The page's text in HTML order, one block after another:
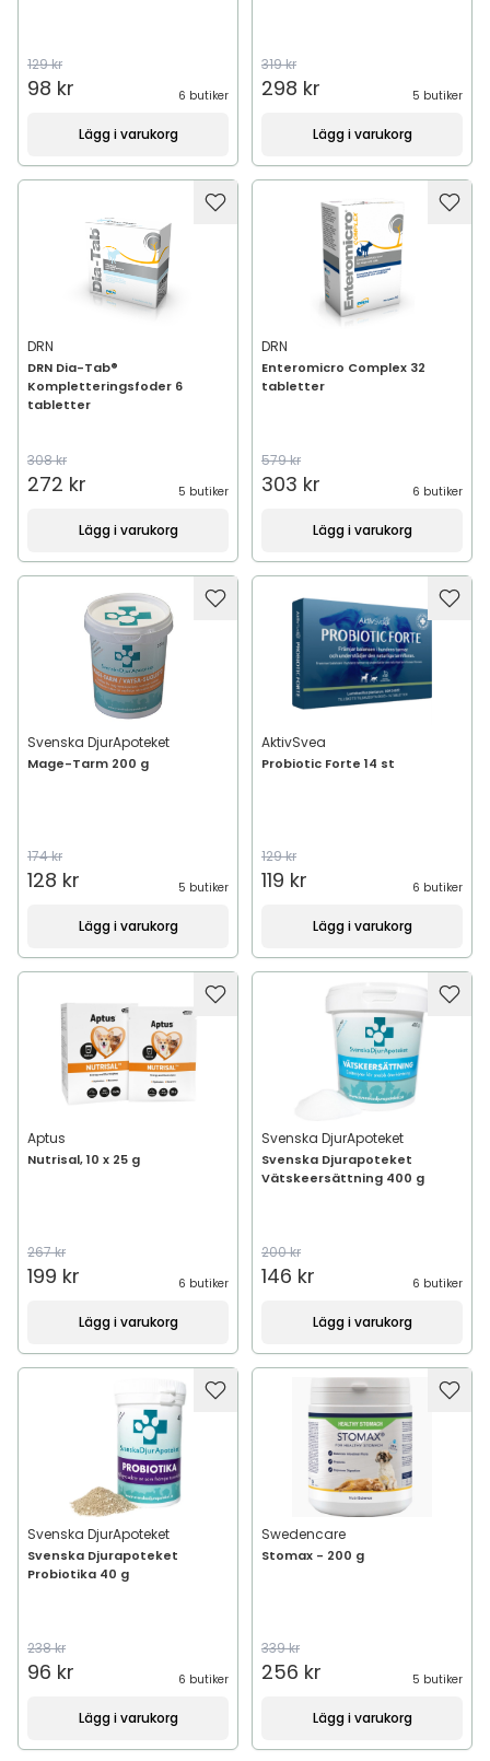
129 kr
98 kr 6 butiker
Lägg i varukorg
319 kr
298 kr 5 butiker
Lägg i varukorg
DRN
DRN Dia-Tab®
Kompletteringsfoder 6
tabletter
308 kr
272 kr 5 butiker
Lägg i varukorg
DRN
Enteromicro Complex 32
tabletter
579 kr
303 kr 6 butiker
Lägg i varukorg
Svenska DjurApoteket
Mage-Tarm 200 g
174 kr
128 kr 5 butiker
Lägg i varukorg
AktivSvea
Probiotic Forte 14 st
129 kr
119 kr 6 butiker
Lägg i varukorg
Aptus
Nutrisal, 10 x 25 g
267 kr
199 kr 6 butiker
Lägg i varukorg
Svenska DjurApoteket
Svenska Djurapoteket
Vätskeersättning 400 g
200 kr
146 kr 6 butiker
Lägg i varukorg
Svenska DjurApoteket
Svenska Djurapoteket
Probiotika 40 g
238 kr
96 kr 6 butiker
Lägg i varukorg
Swedencare
Stomax - 200 g
339 kr
256 kr 5 butiker
Lägg i varukorg